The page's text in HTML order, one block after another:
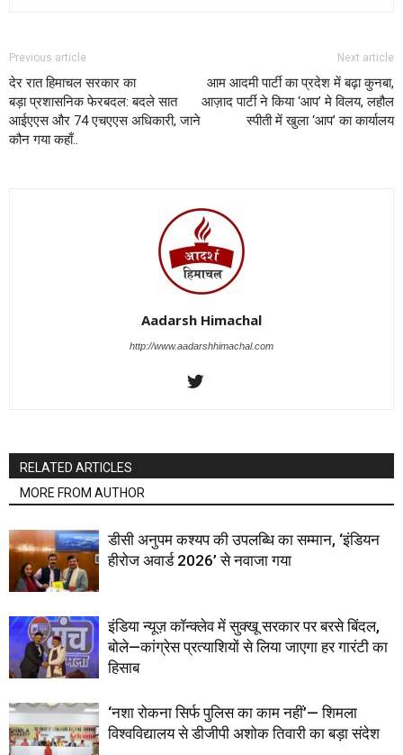
Previous article
देर रात हिमाचल सरकार का
बड़ा प्रशासनिक फेरबदल: बदले सात
आईएएस और 74 एचएएस अधिकारी, जाने
कौन गया कहाँ..
Next article
आम आदमी पार्टी का प्रदेश में बढ़ा कुनबा,
आज़ाद पार्टी ने किया ‘आप’ मे विलय, लहौल
स्पीती में खुला ‘आप’ का कार्यालय
Aadarsh Himachal
http://www.aadarshhimachal.com
RELATED ARTICLES
MORE FROM AUTHOR
डीसी अनुपम कश्यप की उपलब्धि का सम्मान, ‘इंडियन
हीरोज अवार्ड 2026’ से नवाजा गया
इंडिया न्यूज़ कॉन्क्लेव में सुक्खू सरकार पर बरसे बिंदल,
बोले—कांग्रेस प्रत्याशियों से लिया जाएगा हर गारंटी का
हिसाब
‘नशा रोकना सिर्फ पुलिस का काम नहीं’— शिमला
विश्वविद्यालय से डीजीपी अशोक तिवारी का बड़ा संदेश